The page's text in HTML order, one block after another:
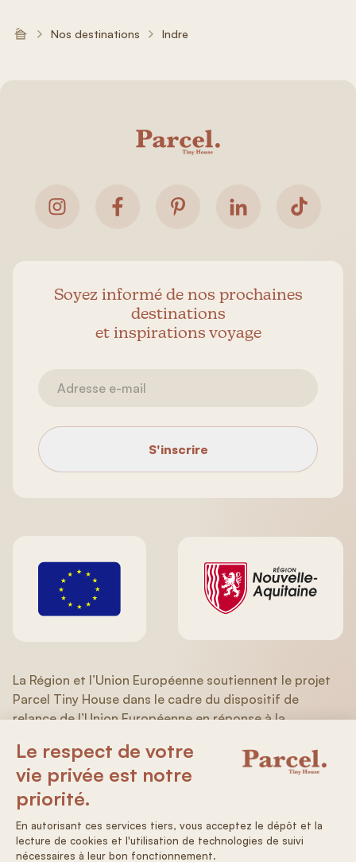
Nos destinations Indre
Soyez informé de nos prochaines
destinations
et inspirations voyage
S'inscrire
La Région et l’Union Européenne soutiennent le projet
Parcel Tiny House dans le cadre du dispositif de
relance de l’Union Européenne en réponse à la
FEDER/FSE (Aquitaine/Limousin/Poitou-Charentes)
2014-2020.
Conditions générales de ventes